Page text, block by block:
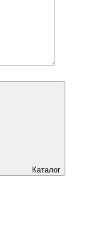
Каталог